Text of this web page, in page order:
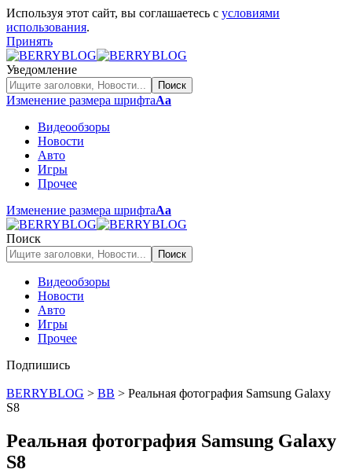
Используя этот сайт, вы соглашаетесь с условиями
использования.
Принять
Уведомление
Изменение размера шрифтаАа
Видеообзоры
Новости
Авто
Игры
Прочее
Изменение размера шрифтаАа
Поиск
Видеообзоры
Новости
Авто
Игры
Прочее
Подпишись
BERRYBLOG > BB > Реальная фотография Samsung Galaxy
S8
Реальная фотография Samsung Galaxy
S8